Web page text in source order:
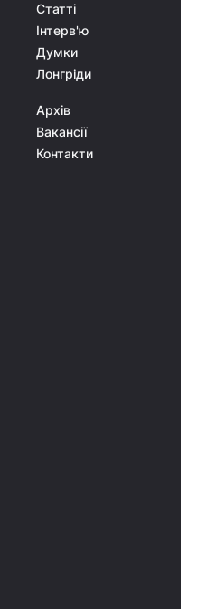
Статті
Інтерв'ю
Думки
Лонгріди
Архів
Вакансії
Контакти